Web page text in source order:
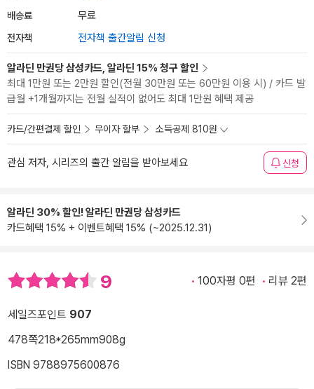
배송료 무료
전자책 전자책 출간알림 신청
알라딘 만권당 삼성카드, 알라딘 15% 청구 할인
최대 1만원 또는 2만원 할인(전월 30만원 또는 60만원 이용 시) / 카드 발
급월 +1개월까지는 전월 실적이 없어도 최대 1만원 혜택 제공
카드/간편결제 할인 무이자 할부 소득공제 810원
관심 저자, 시리즈의 출간 알림을 받아보세요 신청
알라딘 30% 할인! 알라딘 만권당 삼성카드
카드혜택 15% + 이벤트혜택 15% (~2025.12.31)
9 100자평 0편 리뷰 2편
세일즈포인트 907
478쪽218*265mm908g
ISBN 9788975600876